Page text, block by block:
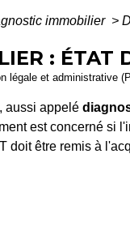
immobilier >
: ÉTAT
légale et administrative
aussi appelé
est concerné si
doit être remis à